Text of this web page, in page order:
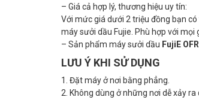
– Giá cả hợp lý, thương hiệu uy tín:
Với mức giá dưới 2 triệu đồng bạn
máy sưởi dầu Fujie. Phù hợp với
– Sản phẩm máy sưởi dầu FujiE
LƯU Ý KHI SỬ DỤNG
1. Đặt máy ở nơi bằng phẳng.
2. Không dùng ở những nơi dễ xảy